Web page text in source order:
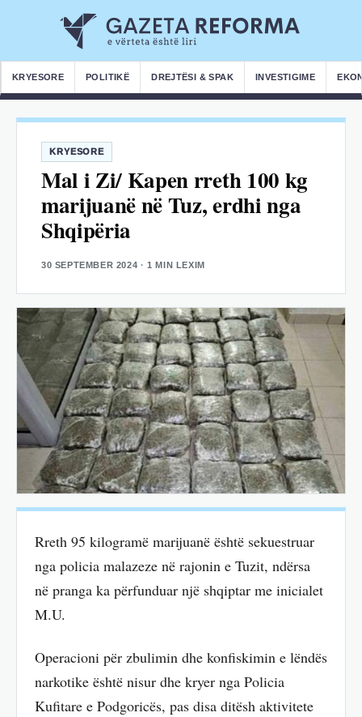
KRYESORE POLITIKË DREJTËSI & SPAK INVESTIGIME
KRYESORE
Mal i Zi/ Kapen rreth 100 kg
marijuanë në Tuz, erdhi nga
Shqipëria
30 SEPTEMBER 2024 · 1 MIN LEXIM
Rreth 95 kilogramë marijuanë është sekuestruar
nga policia malazeze në rajonin e Tuzit, ndërsa
në pranga ka përfunduar një shqiptar me inicialet
M.U.
Operacioni për zbulimin dhe konfiskimin e lëndës
narkotike është nisur dhe kryer nga Policia
Kufitare e Podgoricës, pas disa ditësh aktivitete